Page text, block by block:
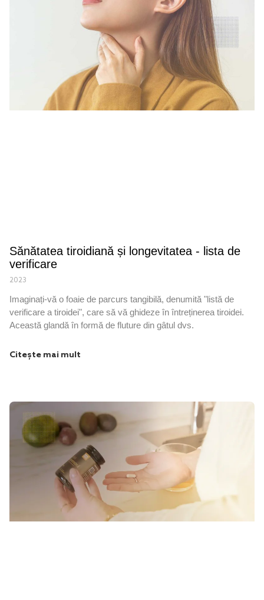
Sănătatea tiroidiană și longevitatea - lista de
verificare
2023
Imaginați-vă o foaie de parcurs tangibilă, denumită "listă de
verificare a tiroidei", care să vă ghideze în întreținerea tiroidei.
Această glandă în formă de fluture din gâtul dvs.
Citește mai mult